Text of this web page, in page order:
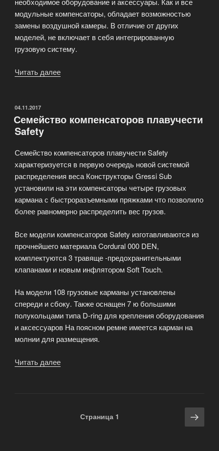
модульные компенсаторы, обладает возможностью
замены воздушной камеры. В отличие от других
моделей, не включает в себя интегрированную
грузовую систему.
Читать далее
ОПУБЛИКОВАНО
04.11.2017
Семейство компенсаторов плавучести
Safety
Семейство компенсаторов плавучести Safety
характеризуется в первую очередь новой системой
распределения веса Конструкторы Gressi Sub
установили на эти компенсаторы четыре грузовых
кармана с быстроразъемными пряжками что позволило
более равномерно распределить вес грузов.
Все модели компенсаторов Safety изготавливаются из
прочнейшего материала Cordural 000 DEN,
комплектуются 3 травяще -предохранительными
клапанами и новым инфлятором Soft Touch.
На модели 108 грузовые карманы установлены
спереди и сбоку. Также оснащен 7 ю большими
полукольцами типа D-ring для крепления оборудования
и аксессуаров На поясном ремне имеется карман на
молнии для размещения.
Читать далее
Страница 1